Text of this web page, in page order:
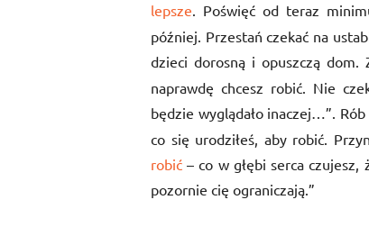
lepsze. Poświęć od teraz
później. Przestań czekać na
dzieci dorosną i opuszczą dom.
naprawdę chcesz robić. Nie
będzie wyglądało inaczej…”.
co się urodziłeś, aby robić.
robić – co w głębi serca
pozornie cię ograniczają.”